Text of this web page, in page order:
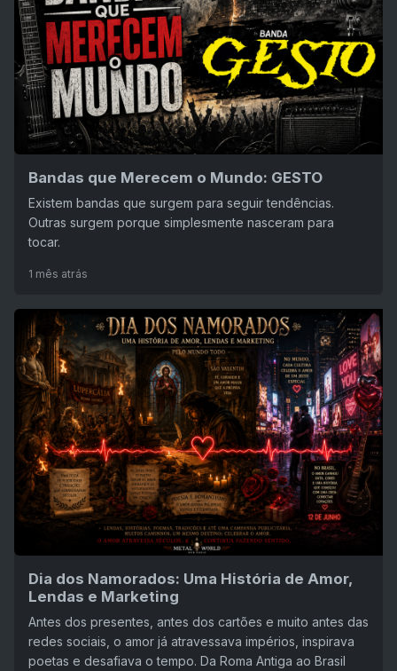
Bandas que Merecem o Mundo: GESTO
Existem bandas que surgem para seguir tendências.
Outras surgem porque simplesmente nasceram para
tocar.
1 mês atrás
Dia dos Namorados: Uma História de Amor,
Lendas e Marketing
Antes dos presentes, antes dos cartões e muito antes das
redes sociais, o amor já atravessava impérios, inspirava
poetas e desafiava o tempo. Da Roma Antiga ao Brasil